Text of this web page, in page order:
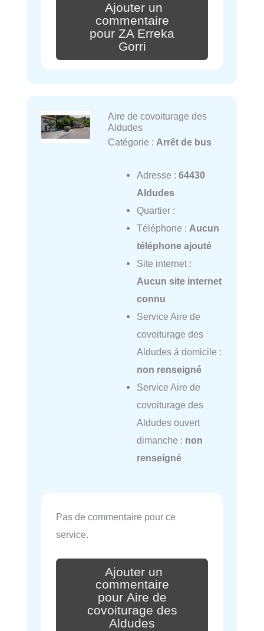
Ajouter un
commentaire
pour ZA Erreka
Gorri
Aire de covoiturage des
Aldudes
Catégorie : Arrêt de bus
Adresse : 64430
Aldudes
Quartier :
Téléphone : Aucun
téléphone ajouté
Site internet :
Aucun site internet
connu
Service Aire de
covoiturage des
Aldudes à domicile :
non renseigné
Service Aire de
covoiturage des
Aldudes ouvert
dimanche : non
renseigné
Pas de commentaire pour ce
service.
Ajouter un
commentaire
pour Aire de
covoiturage des
Aldudes